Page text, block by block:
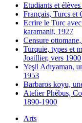
Etudiants et
Français, Turcs et
Ecrire le Turc
karamanli, 1927
Censure
Turquie, types et
Joaillier, vers 1900
Yeşil Adıyaman,
1953
Barbaros koyu,
Atelier Phébus,
1890-1900
Arts